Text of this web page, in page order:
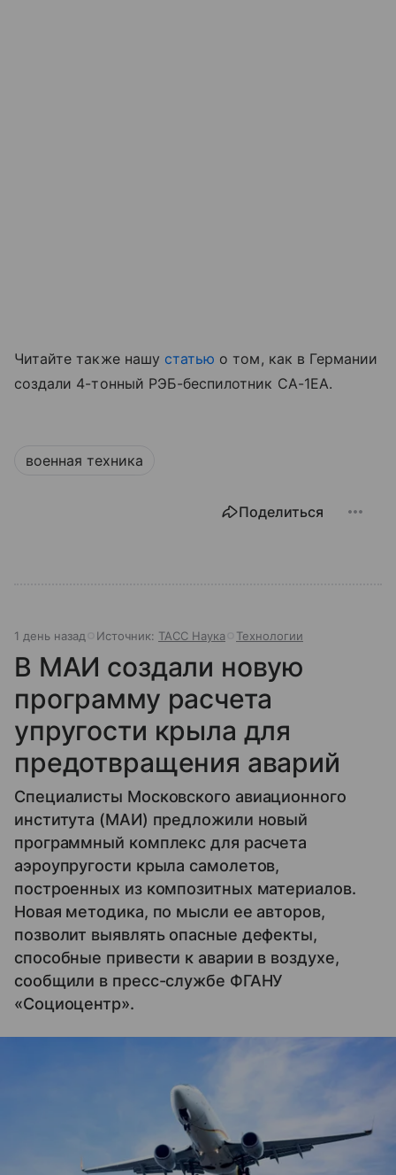
Читайте также нашу статью о том, как в Германии
создали 4-тонный РЭБ-беспилотник CA-1EA.
военная техника
Поделиться
1 день назад Источник: ТАСС Наука Технологии
В МАИ создали новую
программу расчета
упругости крыла для
предотвращения аварий
Специалисты Московского авиационного
института (МАИ) предложили новый
программный комплекс для расчета
аэроупругости крыла самолетов,
построенных из композитных материалов.
Новая методика, по мысли ее авторов,
позволит выявлять опасные дефекты,
способные привести к аварии в воздухе,
сообщили в пресс-службе ФГАНУ
«Cоциоцентр».